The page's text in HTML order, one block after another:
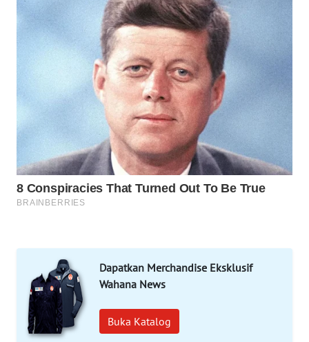
Dapatkan Merchandise Eksklusif
Wahana News
Buka Katalog
NET
WAHANA
WAHANA
SELEB
WAHANA
WAHANA
OTOMOTIF
WAHANA
HEALTH